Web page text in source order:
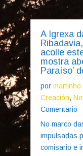
A Igrexa
acolle
mostra
Paraíso’
por martinho
Creación,
Comentario
No marco
impulsadas
comisario e